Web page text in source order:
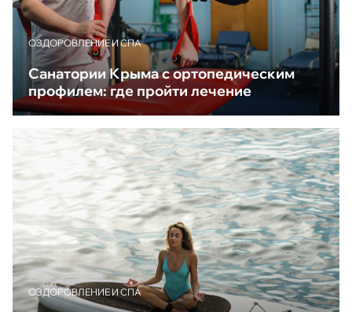
ОЗДОРОВЛЕНИЕ И СПА
Санатории Крыма с ортопедическим
профилем: где пройти лечение
ОЗДОРОВЛЕНИЕ И СПА